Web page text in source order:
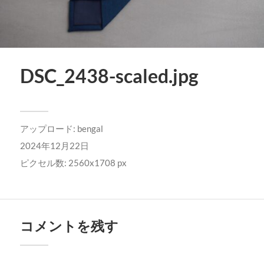
DSC_2438-scaled.jpg
アップロード: bengal
2024年12月22日
ピクセル数: 2560x1708 px
コメントを残す